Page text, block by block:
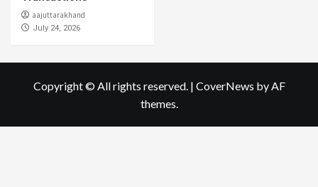
aajuttarakhand
July 24, 2026
Copyright © All rights reserved. | CoverNews by AF
themes.